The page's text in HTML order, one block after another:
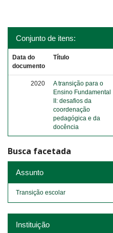
Conjunto de itens:
Data do
documento
Título
2020
A transição para o
Ensino Fundamental
II: desafios da
coordenação
pedagógica e da
docência
Busca facetada
Assunto
Transição escolar
Instituição